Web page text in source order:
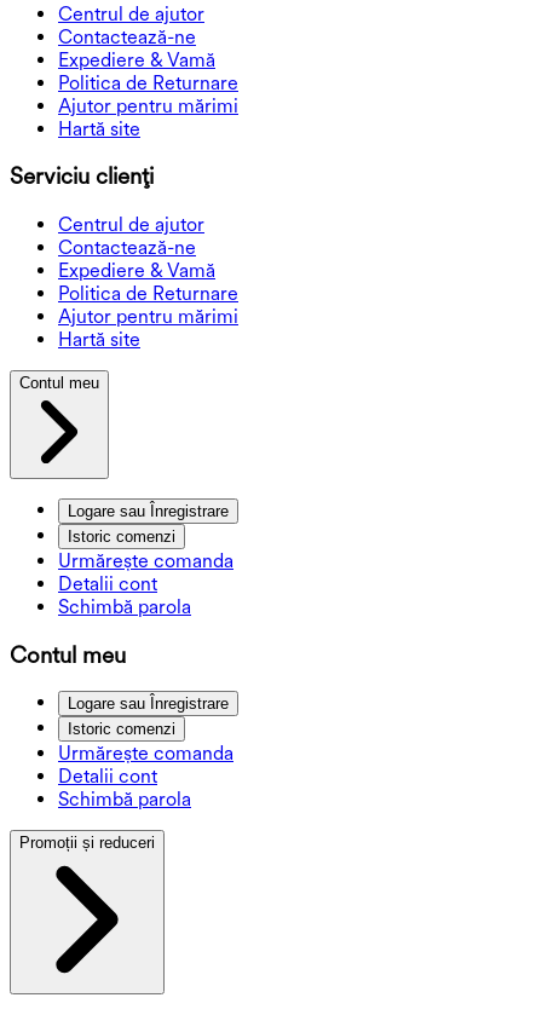
Centrul de ajutor
Contactează-ne
Expediere & Vamă
Politica de Returnare
Ajutor pentru mărimi
Hartă site
Serviciu clienți
Centrul de ajutor
Contactează-ne
Expediere & Vamă
Politica de Returnare
Ajutor pentru mărimi
Hartă site
Contul meu
Logare sau Înregistrare
Istoric comenzi
Urmărește comanda
Detalii cont
Schimbă parola
Contul meu
Logare sau Înregistrare
Istoric comenzi
Urmărește comanda
Detalii cont
Schimbă parola
Promoții și reduceri